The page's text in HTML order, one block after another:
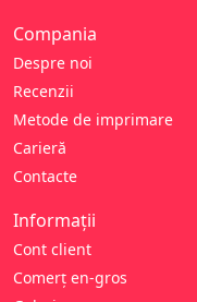
Compania
Despre noi
Recenzii
Metode de imprimare
Carieră
Contacte
Informații
Cont client
Comerț en-gros